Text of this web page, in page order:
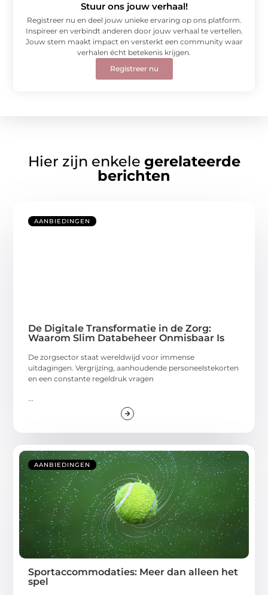
Stuur ons jouw verhaal!
Registreer nu en deel jouw unieke ervaring op ons platform.
Inspireer en verbindt anderen door jouw verhaal te vertellen.
Jouw stem maakt impact en versterkt een community waar
verhalen écht betekenis krijgen.
Registreer nu
Hier zijn enkele gerelateerde
berichten
AANBIEDINGEN
De Digitale Transformatie in de Zorg:
Waarom Slim Databeheer Onmisbaar Is
De zorgsector staat wereldwijd voor immense
uitdagingen. Vergrijzing, aanhoudende personeelstekorten
en een constante regeldruk vragen
AANBIEDINGEN
Sportaccommodaties: Meer dan alleen het
spel